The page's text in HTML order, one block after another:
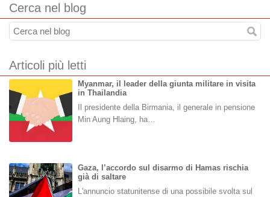
Cerca nel blog
Articoli più letti
Myanmar, il leader della giunta militare in visita
in Thailandia
Il presidente della Birmania, il generale in pensione
Min Aung Hlaing, ha…
Gaza, l’accordo sul disarmo di Hamas rischia
già di saltare
L'annuncio statunitense di una possibile svolta sul